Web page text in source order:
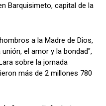
Barquisimeto, capital de la
a la Madre de Dios,
el amor y la bondad",
sobre la jornada
más de 2 millones 780